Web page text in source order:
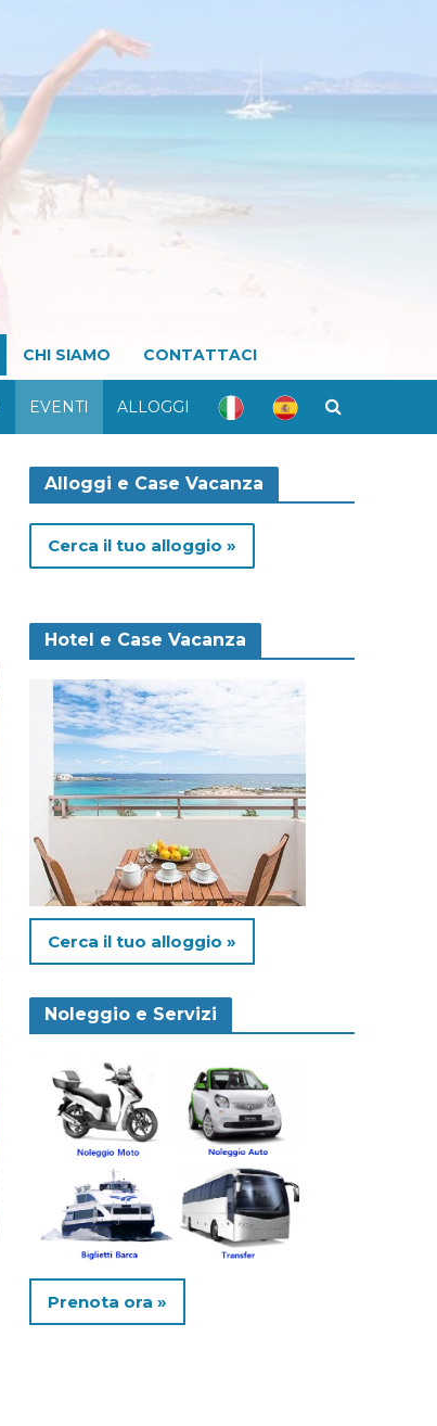
CHI SIAMO CONTATTACI
EVENTI ALLOGGI
Alloggi e Case Vacanza
Cerca il tuo alloggio »
Hotel e Case Vacanza
Cerca il tuo alloggio »
Noleggio e Servizi
Prenota ora »